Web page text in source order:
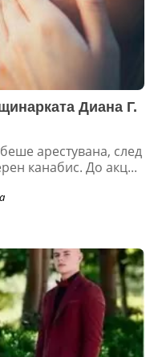
Диана Г.
арестувана, след
канабис. До акц...